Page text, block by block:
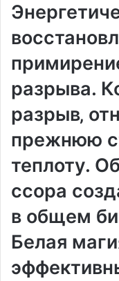
разрыва.
разрыв‚
прежнюю
теплоту.
ссора
в общем
Белая